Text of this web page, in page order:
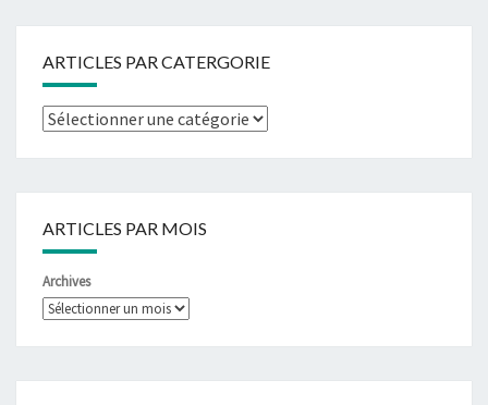
ARTICLES PAR CATERGORIE
ARTICLES PAR MOIS
Archives